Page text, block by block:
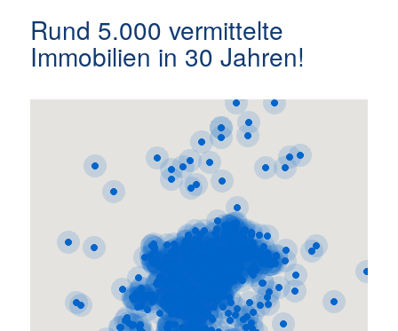
Rund 5.000 vermittelte
Immobilien in 30 Jahren!